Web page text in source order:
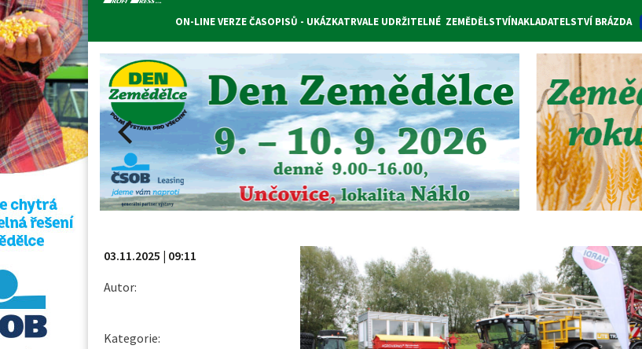
ON-LINE VERZE ČASOPISŮ - UKÁZKATRVALE UDRŽITELNÉ ZEMĚDĚLSTVÍNAKLADATELSTVÍ BRÁZDA
03.11.2025 | 09:11
Autor:
Kategorie: